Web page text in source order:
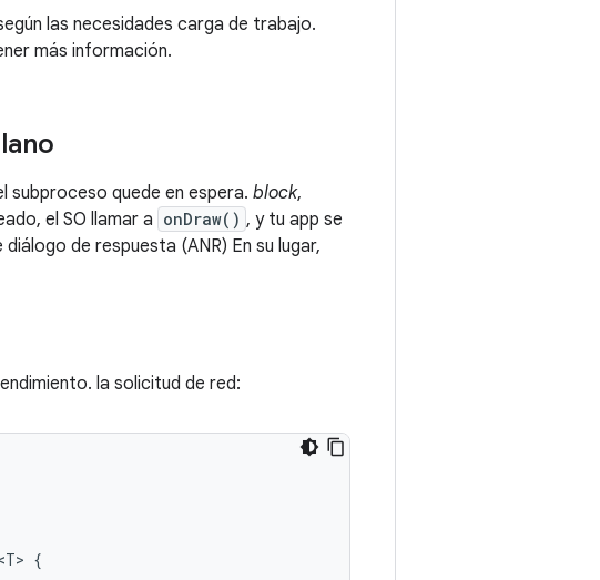
las necesidades carga de trabajo.
más información.
subproceso quede en espera. block,
el SO llamar a onDraw() , y tu app se
de respuesta (ANR) En su lugar,
la solicitud de red:
{